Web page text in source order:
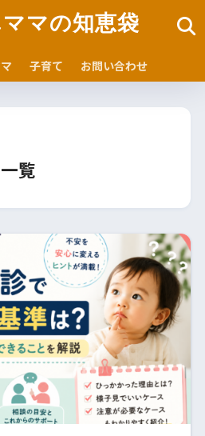
マの知恵袋
子育て お問い合わせ
覧